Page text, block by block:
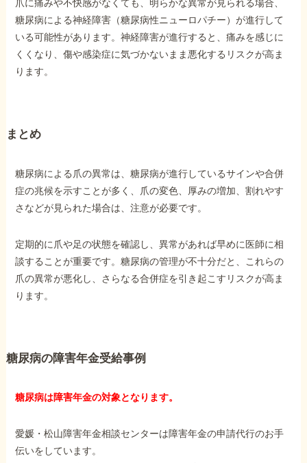
爪に痛みや不快感がなくても、明らかな異常が見られる場合、
糖尿病による神経障害（糖尿病性ニューロパチー）が進行して
いる可能性があります。神経障害が進行すると、痛みを感じに
くくなり、傷や感染症に気づかないまま悪化するリスクが高ま
ります。
まとめ
糖尿病による爪の異常は、糖尿病が進行しているサインや合併
症の兆候を示すことが多く、爪の変色、厚みの増加、割れやす
さなどが見られた場合は、注意が必要です。
定期的に爪や足の状態を確認し、異常があれば早めに医師に相
談することが重要です。糖尿病の管理が不十分だと、これらの
爪の異常が悪化し、さらなる合併症を引き起こすリスクが高ま
ります。
糖尿病の障害年金受給事例
糖尿病は障害年金の対象となります。
愛媛・松山障害年金相談センターは障害年金の申請代行のお手
伝いをしています。